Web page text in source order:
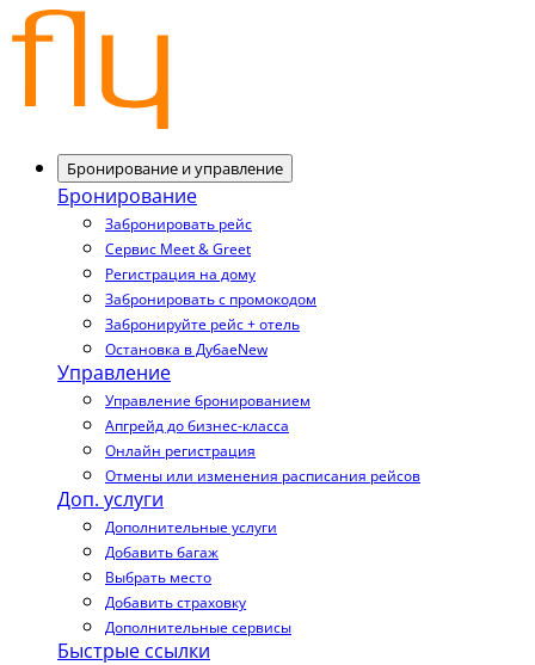
Бронирование и управление
Бронирование
Забронировать рейс
Сервис Meet & Greet
Регистрация на дому
Забронировать с промокодом
Забронируйте рейс + отель
Остановка в ДубаеNew
Управление
Управление бронированием
Апгрейд до бизнес-класса
Онлайн регистрация
Отмены или изменения расписания рейсов
Доп. услуги
Дополнительные услуги
Добавить багаж
Выбрать место
Добавить страховку
Дополнительные сервисы
Быстрые ссылки